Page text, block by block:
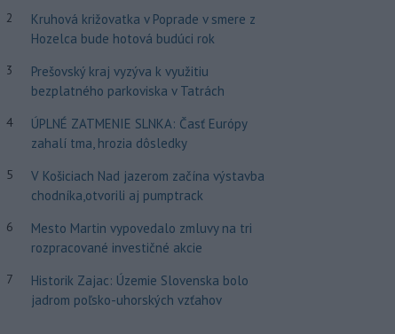
2
Kruhová križovatka v Poprade v smere z
Hozelca bude hotová budúci rok
3
Prešovský kraj vyzýva k využitiu
bezplatného parkoviska v Tatrách
4
ÚPLNÉ ZATMENIE SLNKA: Časť Európy
zahalí tma, hrozia dôsledky
5
V Košiciach Nad jazerom začína výstavba
chodníka,otvorili aj pumptrack
6
Mesto Martin vypovedalo zmluvy na tri
rozpracované investičné akcie
7
Historik Zajac: Územie Slovenska bolo
jadrom poľsko-uhorských vzťahov